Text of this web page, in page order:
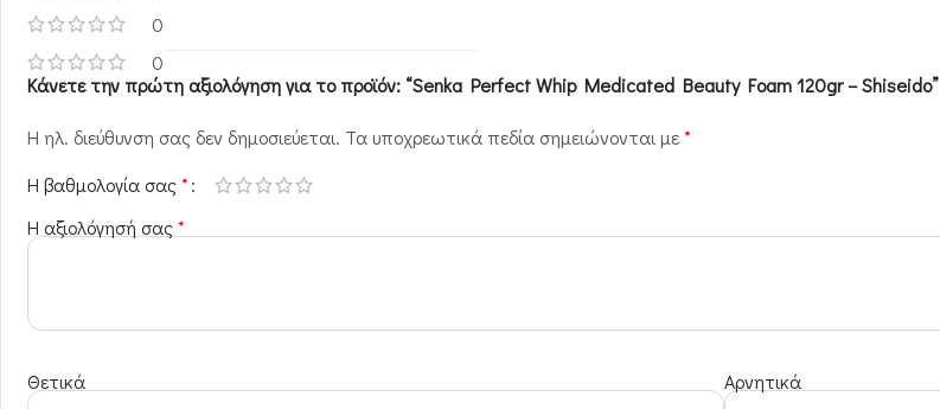
0
0
Κάνετε την πρώτη αξιολόγηση για το προϊόν: “Senka Perfect Whip Medicated Beauty Foam 120gr – Shiseido”
Η ηλ. διεύθυνση σας δεν δημοσιεύεται. Τα υποχρεωτικά πεδία σημειώνονται με*
Η βαθμολογία σας*
Η αξιολόγησή σας*
Θετικά Αρνητικά